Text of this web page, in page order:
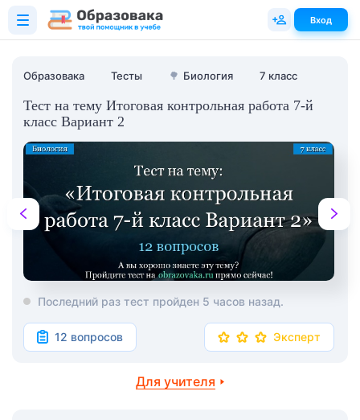
Образовака Тесты 🌳 Биология 7 класс
Тест на тему Итоговая контрольная работа 7-й
класс Вариант 2
Последний раз тест пройден 5 часов назад.
12 вопросов Эксперт
Для учителя
Вход